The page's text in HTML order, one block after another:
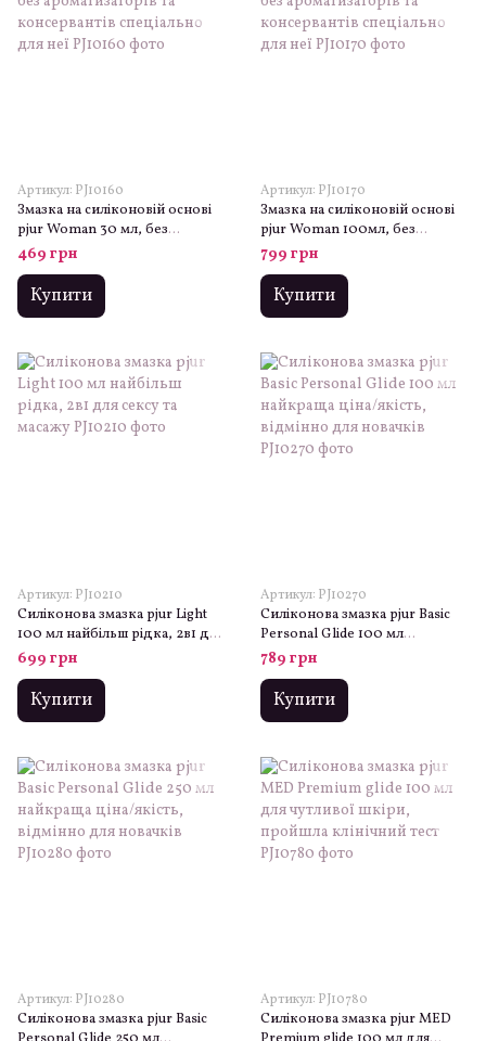
Артикул: PJ10160
Змазка на силіконовій основі
pjur Woman 30 мл, без
ароматизаторів та
консервантів спеціально для
неї
469 грн
Купити
Артикул: PJ10170
Змазка на силіконовій основі
pjur Woman 100мл, без
ароматизаторів та
консервантів спеціально для
неї
799 грн
Купити
Артикул: PJ10210
Силіконова змазка pjur Light
100 мл найбільш рідка, 2в1 для
сексу та масажу
699 грн
Купити
Артикул: PJ10270
Силіконова змазка pjur Basic
Personal Glide 100 мл
найкраща ціна/якість,
відмінно для новачків
789 грн
Купити
Артикул: PJ10280
Силіконова змазка pjur Basic
Артикул: PJ10780
Силіконова змазка pjur MED